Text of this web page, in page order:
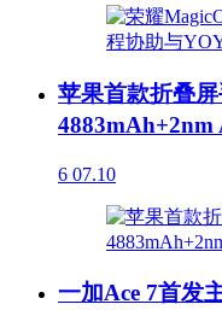
苹果首款折叠
4883mAh+2nm
6 07.10
一加Ace 7首发